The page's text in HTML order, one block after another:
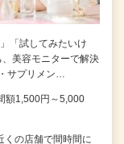
「試してみたいけ
美容モニターで解決
サプリメン…
額1,500円～5,000
の店舗で間時間に